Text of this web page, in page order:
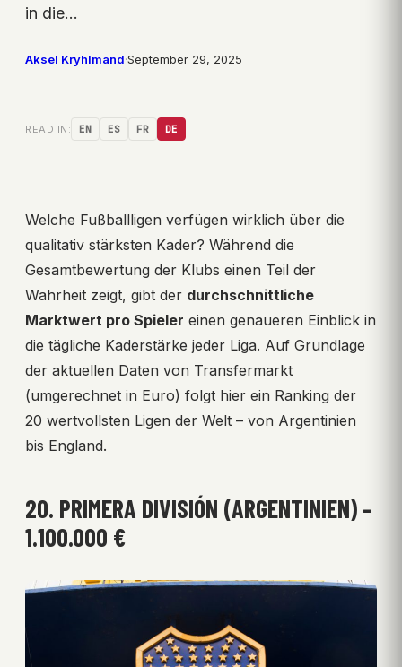
in die…
Aksel Kryhlmand·September 29, 2025
READ IN: EN ES FR DE
Welche Fußballligen verfügen wirklich über die
qualitativ stärksten Kader? Während die
Gesamtbewertung der Klubs einen Teil der
Wahrheit zeigt, gibt der durchschnittliche
Marktwert pro Spieler einen genaueren Einblick in
die tägliche Kaderstärke jeder Liga. Auf Grundlage
der aktuellen Daten von Transfermarkt
(umgerechnet in Euro) folgt hier ein Ranking der
20 wertvollsten Ligen der Welt – von Argentinien
bis England.
20. PRIMERA DIVISIÓN (ARGENTINIEN) –
1.100.000 €